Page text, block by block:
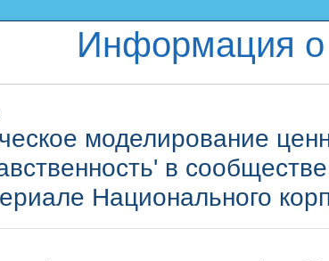
Информация о
моделирование
в
Национального